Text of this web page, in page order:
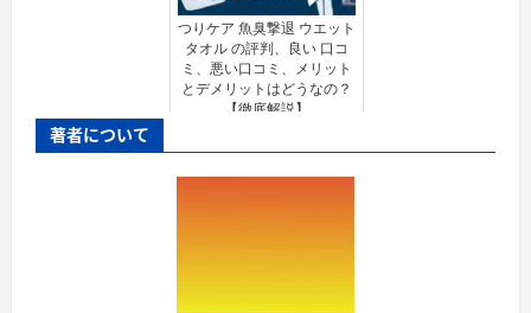
つりケア 魚臭撃退 ウエット
タオル の評判、良い 口コ
ミ、悪い口コミ、メリット
とデメリットはどうなの？
【徹底解説】
著者について